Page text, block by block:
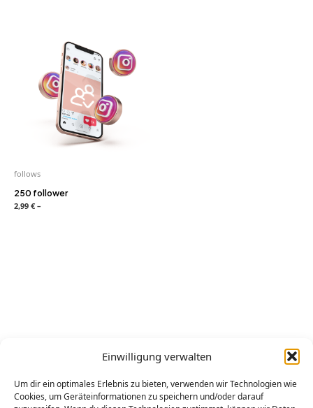
Einwilligung verwalten
Um dir ein optimales Erlebnis zu bieten, verwenden wir Technologien wie
Cookies, um Geräteinformationen zu speichern und/oder darauf
follows
250 follower
2,99 € –
Wenn Sie Fragen haben, zögern Sie nicht, uns per E-Mail an
Wir werden in keiner Weise von den verschiedenen sozialen